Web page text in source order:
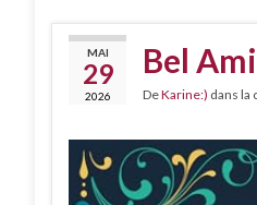
MAI
29
2026
Bel
DeKarine:) dans la